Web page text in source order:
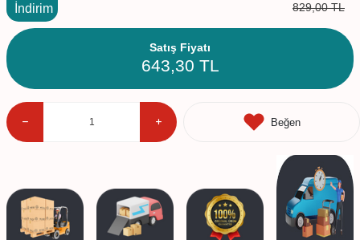
İndirim
829,00TL
Satış Fiyatı
643,30 TL
Beğen